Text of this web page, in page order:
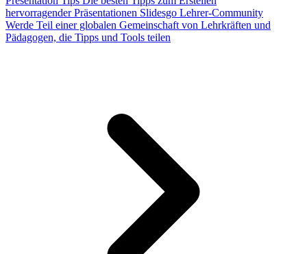
hervorragender Präsentationen Slidesgo Lehrer-Community
Werde Teil einer globalen Gemeinschaft von Lehrkräften und
Pädagogen, die Tipps und Tools teilen